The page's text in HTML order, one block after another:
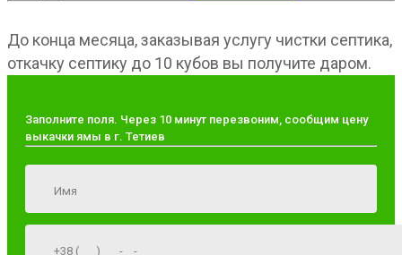
До конца месяца, заказывая услугу чистки септика,
откачку септику до 10 кубов вы получите даром.
Заполните поля. Через 10 минут перезвоним, сообщим цену
выкачки ямы в г. Тетиев